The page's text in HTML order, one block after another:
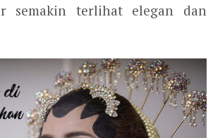
semakin terlihat elegan dan